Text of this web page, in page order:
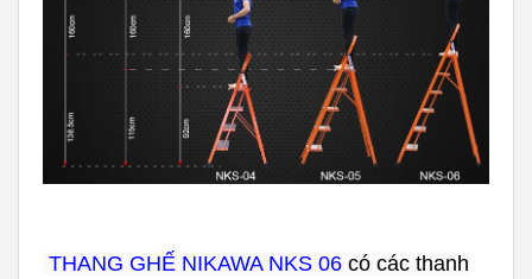
THANG GHẾ NIKAWA NKS 06 có các thanh